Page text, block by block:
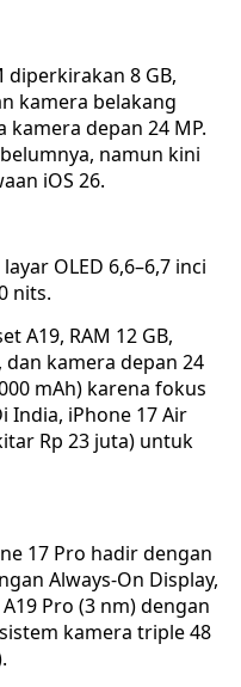
diperkirakan 8 GB,
kamera belakang
depan 24 MP.
namun kini
iOS 26.
OLED 6,6–6,7 inci
nits.
A19, RAM 12 GB,
dan kamera depan 24
mAh) karena fokus
India, iPhone 17 Air
Rp 23 juta) untuk
17 Pro hadir dengan
Always-On Display,
Pro (3 nm) dengan
kamera triple 48